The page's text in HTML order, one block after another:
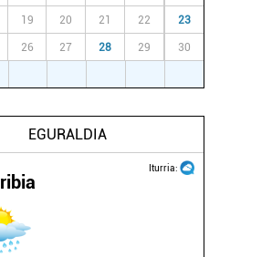
19 20 21 22 23
26 27 28 29 30
EGURALDIA
Iturria: